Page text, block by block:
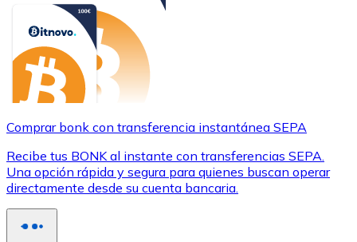
Comprar bonk con transferencia instantánea SEPA
Recibe tus BONK al instante con transferencias SEPA.
Una opción rápida y segura para quienes buscan operar
directamente desde su cuenta bancaria.